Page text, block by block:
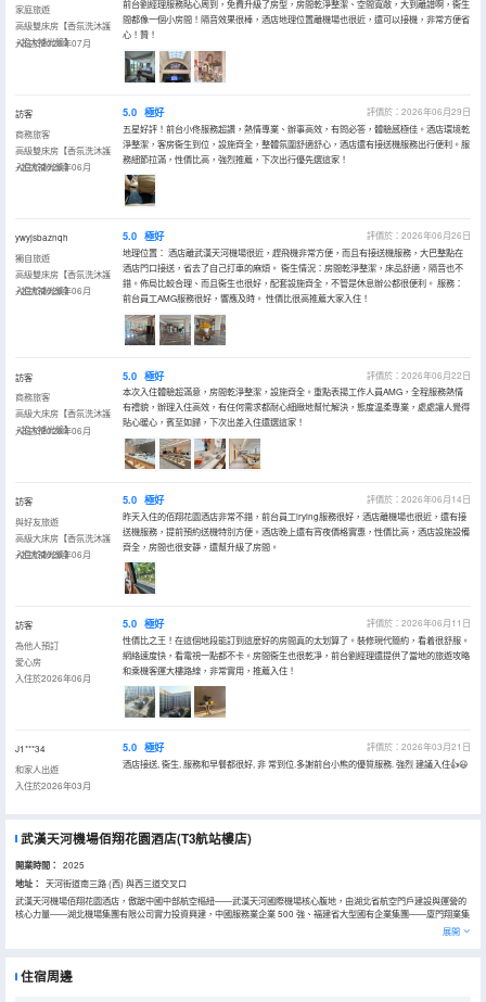
家庭旅遊
高級雙床房【香氛洗沐護
+超大補光鏡】
入住於2026年07月
前台劉經理服務貼心周到，免費升級了房型，房間乾淨整潔、空間寬敞，大到離譜啊，衞生
間都像一個小房間！隔音效果很棒，酒店地理位置離機場也很近，還可以接機，非常方便省
心！贊！
訪客
商務旅客
高級雙床房【香氛洗沐護
+超大補光鏡】
入住於2026年06月
5.0 極好
評價於：2026年06月29日
五星好評！前台小佟服務超讚，熱情專業、辦事高效，有問必答，體驗感極佳。酒店環境乾
淨整潔，客房衞生到位，設施齊全，整體氛圍舒適舒心，酒店還有接送機服務出行便利。服
務細節拉滿，性價比高，強烈推薦，下次出行優先選這家！
ywyjsbaznqh
獨自旅遊
高級雙床房【香氛洗沐護
+超大補光鏡】
入住於2026年06月
5.0 極好
評價於：2026年06月26日
地理位置： 酒店離武漢天河機場很近，趕飛機非常方便，而且有接送機服務，大巴整點在
酒店門口接送，省去了自己打車的麻煩。 衞生情況：房間乾淨整潔，床品舒適，隔音也不
錯。佈局比較合理、而且衞生也很好，配套設施齊全，不管是休息辦公都很便利。 服務：
前台員工AMG服務很好，響應及時。 性價比很高推薦大家入住！
訪客
商務旅客
高級大床房【香氛洗沐護
+超大補光鏡】
入住於2026年06月
5.0 極好
評價於：2026年06月22日
本次入住體驗超滿意，房間乾淨整潔，設施齊全。重點表揚工作人員AMG，全程服務熱情
有禮貌，辦理入住高效，有任何需求都耐心細緻地幫忙解決，態度温柔專業，處處讓人覺得
貼心暖心，賓至如歸，下次出差入住還選這家！
訪客
與好友旅遊
高級大床房【香氛洗沐護
+超大補光鏡】
入住於2026年06月
5.0 極好
評價於：2026年06月14日
昨天入住的佰翔花園酒店非常不錯，前台員工lrying服務很好，酒店離機場也很近，還有接
送機服務，提前預約送機特別方便。酒店晚上還有宵夜價格實惠，性價比高，酒店設施設備
齊全，房間也很安靜，還幫升級了房間。
訪客
為他人預訂
愛心房
入住於2026年06月
5.0 極好
評價於：2026年06月11日
性價比之王！在這個地段能訂到這麼好的房間真的太划算了。裝修現代簡約，看着很舒服。
網絡速度快，看電視一點都不卡。房間衞生也很乾凈，前台劉經理還提供了當地的旅遊攻略
和乘機客運大樓路線，非常實用，推薦入住！
J1***34
和家人出遊
入住於2026年03月
5.0 極好
評價於：2026年03月21日
酒店接送, 衞生, 服務和早餐都很好, 非 常到位.多謝前台小熊的優質服務. 強烈 建議入住👍😃
武漢天河機場佰翔花園酒店(T3航站樓店)
開業時間： 2025
地址：
天河街道南三路 (西) 與西三道交叉口
武漢天河機場佰翔花園酒店，傲踞中國中部航空樞紐——武漢天河國際機場核心腹地，由湖北省航空門戶建設與運營的
核心力量——湖北機場集團有限公司實力投資興建，中國服務業企業 500 強、福建省大型國有企業集團——廈門翔業集
團旗下全資酒店產業佰翔酒店集團傾力運營管理。兩大行業巨頭強強聯手，以卓越的企業實力與深厚的資源底藴，共同
鑄就華中空港旅居新標杆！- 地理位置 - 咫尺樞紐，無縫銜接全球 酒店地理位置得天獨厚，與天河機場T3/T2航站樓僅咫
園式酒店，我們擁有：286 間 舒適雅緻的客房及套房，分為高級大床房、高級雙床房、豪華大床房、豪華雙床房、豪華
展開
住宿周邊